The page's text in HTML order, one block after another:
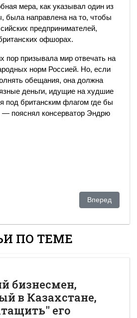
мера, как указывал один из
была направлена на то, чтобы
предпринимателей,
офшорах.
пор призывала мир отвечать на
норм Россией. Но, если
обещания, она должна
деньги, идущие на худшие
под британским флагом где бы
пояснял консерватор Эндрю
главе Сената БельгииСледующий:
Вперед
ПО ТЕМЕ
бизнесмен,
в Казахстане,
его